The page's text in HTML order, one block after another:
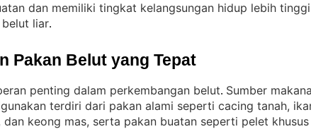
dan memiliki tingkat kelangsungan hidup lebih tinggi
liar.
Pakan Belut yang Tepat
penting dalam perkembangan belut. Sumber
terdiri dari pakan alami seperti cacing tanah,
keong mas, serta pakan buatan seperti pelet khusus